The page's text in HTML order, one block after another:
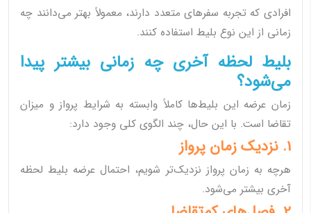
افرادی که تجربه سفرهای متعدد دارند، معمولاً بهتر می‌دانند چه
زمانی از این نوع بلیط استفاده کنند.
بلیط لحظه آخری چه زمانی بیشتر پیدا
می‌شود؟
زمان عرضه این بلیط‌ها کاملاً وابسته به شرایط پرواز و میزان
تقاضا است. با این حال، چند الگوی کلی وجود دارد:
1. نزدیک زمان پرواز
هرچه به زمان پرواز نزدیک‌تر شویم، احتمال عرضه بلیط لحظه
آخری بیشتر می‌شود.